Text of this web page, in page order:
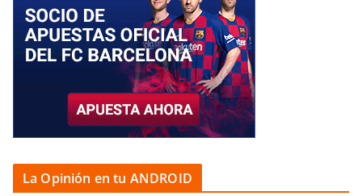
La Opinión en tu ANDROID